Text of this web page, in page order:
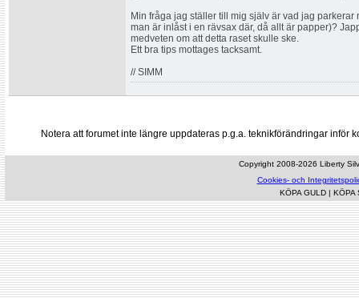
Min fråga jag ställer till mig själv är vad jag
man är inlåst i en rävsax där, då allt är papper)?
medveten om att detta raset skulle ske.
Ett bra tips mottages tacksamt.
// SIMM
Notera att forumet inte längre uppdateras p.g.a. teknikförändringar inför
Copyright 2008-2026 Liberty
Cookies- och
KÖPA GULD| KÖPA